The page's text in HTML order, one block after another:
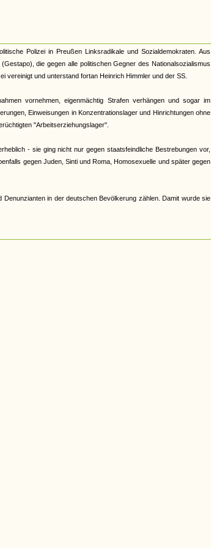
Polizei in Preußen Linksradikale und Sozialdemokraten. Aus
die gegen alle politischen Gegner des Nationalsozialismus
vereinigt und unterstand fortan Heinrich Himmler und der SS.
vornehmen, eigenmächtig Strafen verhängen und sogar im
Einweisungen in Konzentrationslager und Hinrichtungen ohne
"Arbeitserziehungslager".
- sie ging nicht nur gegen staatsfeindliche Bestrebungen vor,
gegen Juden, Sinti und Roma, Homosexuelle und später gegen
in der deutschen Bevölkerung zählen. Damit wurde sie